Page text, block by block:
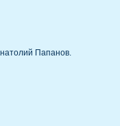
Папанов.